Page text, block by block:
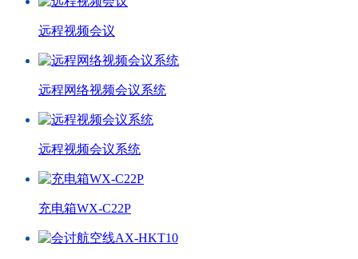
远程视频会议
远程网络视频会议系统
远程视频会议系统
充电箱WX-C22P